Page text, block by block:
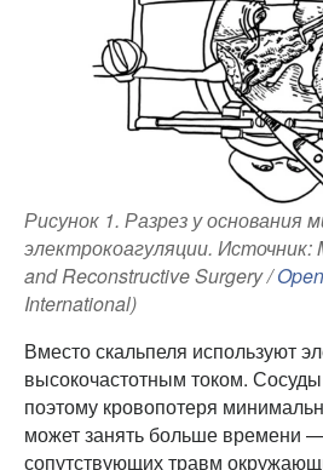
Рисунок 1. Разрез у основания
электрокоагуляции. Источник:
and Reconstructive Surgery /
International)
Вместо скальпеля используют
высокочастотным током.
поэтому кровопотеря
может занять больше времени
сопутствующих травм